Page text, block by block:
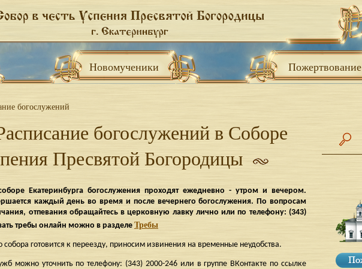
Новомученики Пожертвование
богослужений
богослужений в Соборе
Пресвятой Богородицы
Екатеринбурга богослужения проходят ежедневно - утром и вечером.
каждый день во время и после вечернего богослужения. По вопросам
отпевания обращайтесь в церковную лавку лично или по телефону: (343)
требы онлайн можно в разделе Требы
собора готовится к переезду, приносим извинения на временные неудобства.
можно уточнить по телефону: (343) 2000-246 или в группе ВКонтакте по ссылке